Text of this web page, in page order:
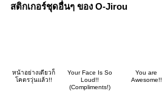
สติกเกอร์ชุดอื่นๆ ของ O-Jirou
หน้าอย่างเดียวก็
โคตรวุ่นแล้ว!!
Your Face Is So
Loud!!
(Compliments!)
You are
Awesome!!